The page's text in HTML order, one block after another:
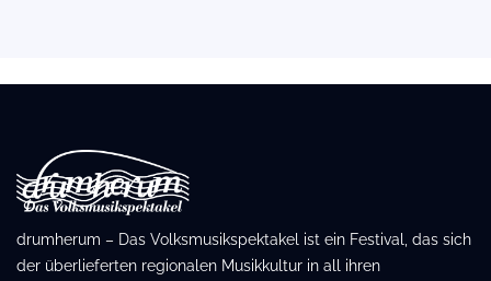
drumherum – Das Volksmusikspektakel ist ein Festival, das sich
der überlieferten regionalen Musikkultur in all ihren